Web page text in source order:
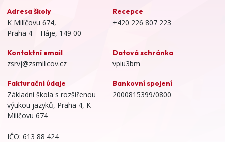
Adresa školy
K Milíčovu 674,
Praha 4 – Háje, 149 00
Recepce
+420 226 807 223
Kontaktní email
zsrvj@zsmilicov.cz
Datová schránka
vpiu3bm
Fakturační údaje
Základní škola s rozšířenou
výukou jazyků, Praha 4, K
Milíčovu 674
IČO: 613 88 424
Bankovní spojení
2000815399/0800